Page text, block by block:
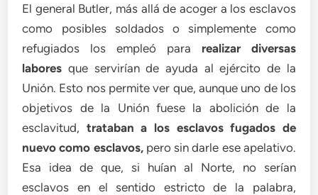
El general Butler, más allá de acoger a los esclavos
como posibles soldados o simplemente como
refugiados los empleó para realizar diversas
labores que servirían de ayuda al ejército de la
Unión. Esto nos permite ver que, aunque uno de los
objetivos de la Unión fuese la abolición de la
esclavitud, trataban a los esclavos fugados de
nuevo como esclavos,pero sin darle ese apelativo.
Esa idea de que, si huían al Norte, no serían
esclavos en el sentido estricto de la palabra,